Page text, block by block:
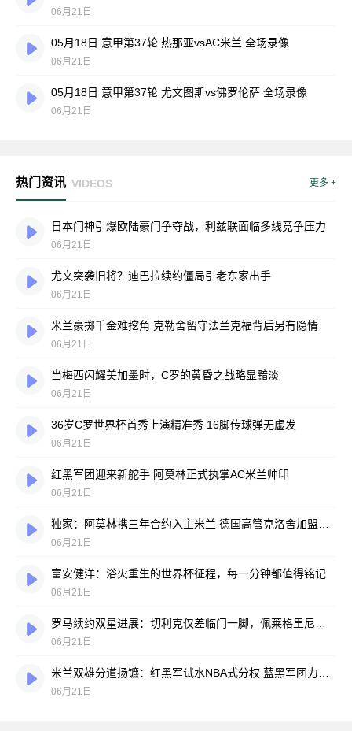
06月21日
05月18日 意甲第37轮 热那亚vsAC米兰 全场录像
06月21日
05月18日 意甲第37轮 尤文图斯vs佛罗伦萨 全场录像
06月21日
热门资讯 VIDEOS 更多 +
日本门神引爆欧陆豪门争夺战，利兹联面临多线竞争压力
06月21日
尤文突袭旧将？迪巴拉续约僵局引老东家出手
06月21日
米兰豪掷千金难挖角 克勒舍留守法兰克福背后另有隐情
06月21日
当梅西闪耀美加墨时，C罗的黄昏之战略显黯淡
06月21日
36岁C罗世界杯首秀上演精准秀 16脚传球弹无虚发
06月21日
红黑军团迎来新舵手 阿莫林正式执掌AC米兰帅印
06月21日
06月21日
富安健洋：浴火重生的世界杯征程，每一分钟都值得铭记
06月21日
06月21日
06月21日